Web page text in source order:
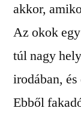
akkor,
Az okok
túl nagy
irodában,
Ebből